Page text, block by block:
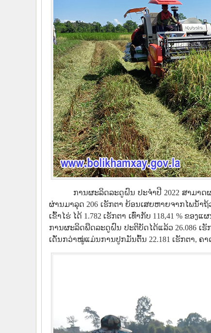
ການຜະລິດລະດູຝົນ ປະຈຳປີ 2022 ສາມາດ
ຜ່ານມາລຸດ 206 ເຮັກຕາ ຍ້ອນເສຍຫາຍຈາກໄພນໍ້າຖ້
ເຂົ້າໄຮ່ ໄດ້ 1.782 ເຮັກຕາ ເທົ່າກັບ 118,41 % ຂອ
ການຜະລິດພືດລະດູຝົນ ປະຕິບັດໄດ້ແລ້ວ 26.086 ເຮັ
ເດັ່ນກວ່າໝູ່ແມ່ນການປູກມັນຕົ້ນ 22.181 ເຮັກຕາ, ຄ